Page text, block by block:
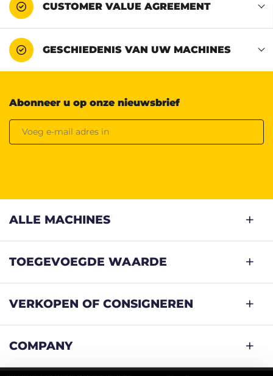
CUSTOMER VALUE AGREEMENT
GESCHIEDENIS VAN UW MACHINES
Abonneer u op onze nieuwsbrief
ALLE MACHINES
TOEGEVOEGDE WAARDE
VERKOPEN OF CONSIGNEREN
COMPANY